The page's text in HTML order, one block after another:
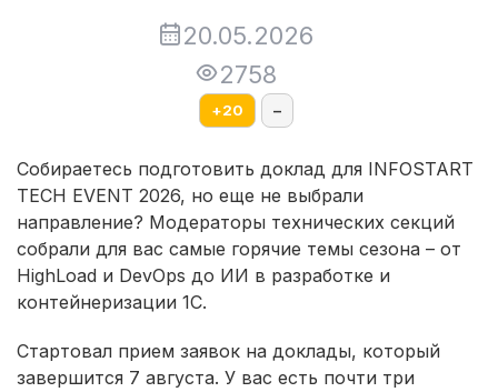
20.05.2026
2758
+20 –
Собираетесь подготовить доклад для INFOSTART
TECH EVENT 2026, но еще не выбрали
направление? Модераторы технических секций
собрали для вас самые горячие темы сезона – от
HighLoad и DevOps до ИИ в разработке и
контейнеризации 1С.
Стартовал прием заявок на доклады, который
завершится 7 августа. У вас есть почти три